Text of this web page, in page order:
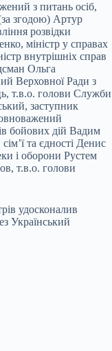
з питань осіб,
згодою) Артур
розвідки
міністр у справах
внутрішніх справ
Ольга
Верховної Ради з
т.в.о. голови Служби
заступник
бойових дій Вадим
та єдності Денис
і оборони Рустем
т.в.о. голови
удосконалив
Український